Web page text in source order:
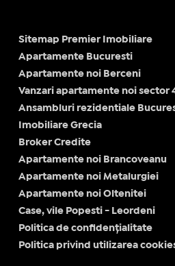
Sitemap Premier Imobiliare
Apartamente Bucuresti
Apartamente noi Berceni
Vanzari apartamente noi sector
Ansambluri rezidentiale
Imobiliare Grecia
Broker Credite
Apartamente noi Brancoveanu
Apartamente noi Metalurgiei
Apartamente noi Oltenitei
Case, vile Popesti - Leordeni
Politica de confidențialitate
Politica privind utilizarea